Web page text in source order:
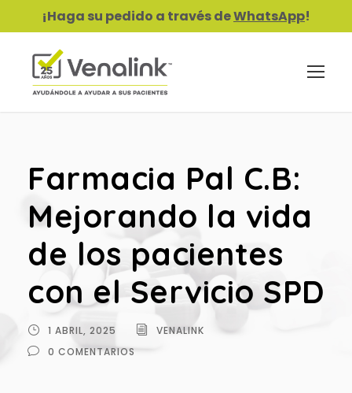
¡Haga su pedido a través deWhatsApp!
Farmacia Pal C.B:
Mejorando la vida
de los pacientes
con el Servicio SPD
1 ABRIL, 2025
VENALINK
0 COMENTARIOS